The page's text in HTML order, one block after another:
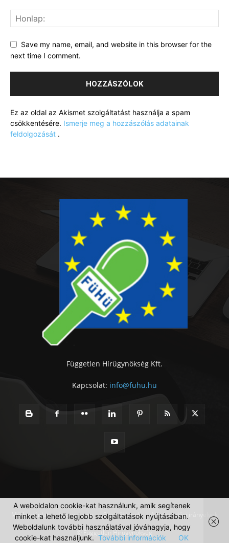
Save my name, email, and website in this browser for the
next time I comment.
Ez az oldal az Akismet szolgáltatást használja a spam
csökkentésére. Ismerje meg a hozzászólás adatainak
feldolgozását .
Független Hírügynökség Kft.
Kapcsolat: info@fuhu.hu
Médiaajánlat Impresszum Szerzői jogok Adatkezelési irányelvek
© Független Hírügynökség
A weboldalon cookie-kat használunk, amik segítenek
minket a lehető legjobb szolgáltatások nyújtásában.
Weboldalunk további használatával jóváhagyja, hogy
cookie-kat használjunk. További információk OK